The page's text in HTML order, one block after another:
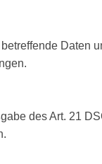
Daten
des Art. 21